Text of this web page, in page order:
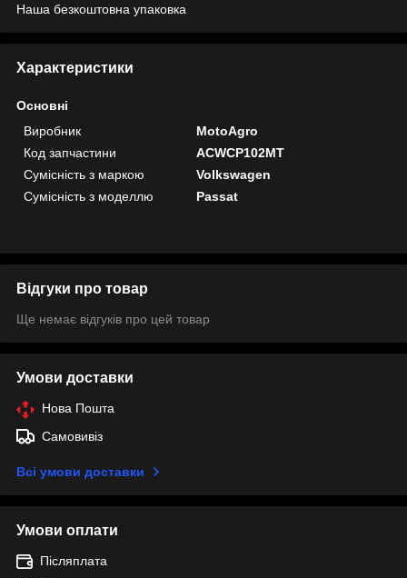
Наша безкоштовна упаковка
Характеристики
Основні
Виробник
MotoAgro
Код запчастини
ACWCP102MT
Сумісність з маркою
Volkswagen
Сумісність з моделлю
Passat
Відгуки про товар
Ще немає відгуків про цей товар
Умови доставки
Нова Пошта
Самовивіз
Всі умови доставки
Умови оплати
Післяплата